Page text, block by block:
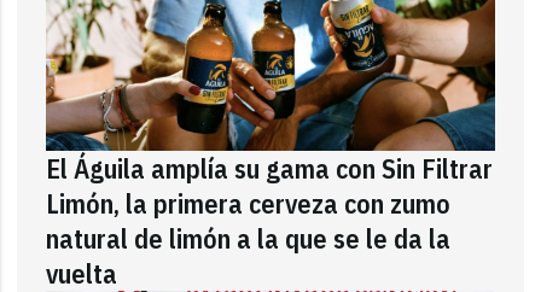
El Águila amplía su gama con Sin Filtrar
Limón, la primera cerveza con zumo
natural de limón a la que se le da la
vuelta